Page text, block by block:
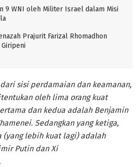
9 WNI oleh Militer Israel dalam Misi
Prajurit Farizal Rhomadhon
Giripeni
sisi perdamaian dan keamanan,
oleh lima orang kuat
dan kedua adalah Benjamin
Sedangkan yang ketiga,
(yang lebih kuat lagi) adalah
Putin dan Xi